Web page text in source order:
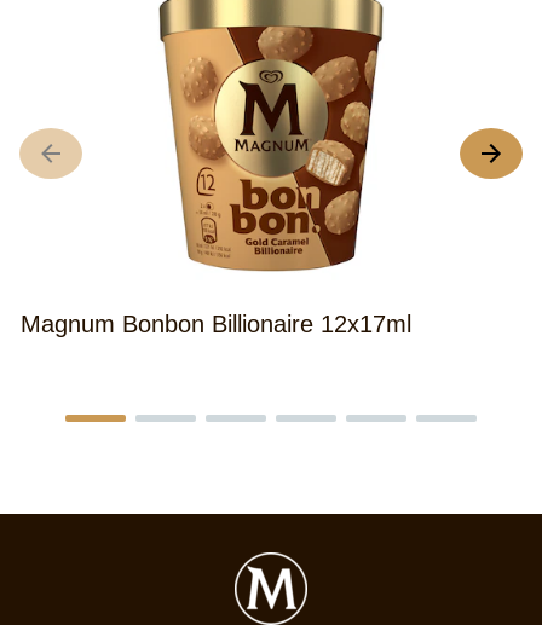
Magnum Bonbon Billionaire 12x17ml